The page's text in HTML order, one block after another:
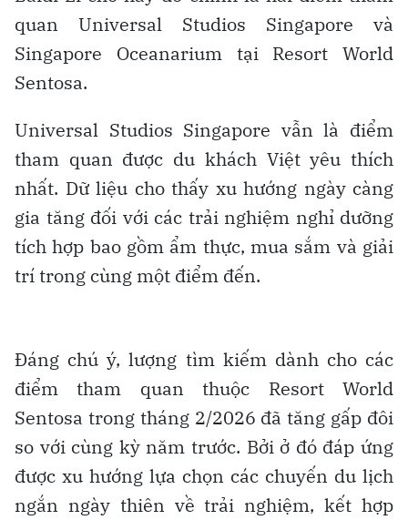
quan Universal Studios Singapore và
Singapore Oceanarium tại Resort World
Sentosa.
Universal Studios Singapore vẫn là điểm
tham quan được du khách Việt yêu thích
nhất. Dữ liệu cho thấy xu hướng ngày càng
gia tăng đối với các trải nghiệm nghỉ dưỡng
tích hợp bao gồm ẩm thực, mua sắm và giải
trí trong cùng một điểm đến.
Đáng chú ý, lượng tìm kiếm dành cho các
điểm tham quan thuộc Resort World
Sentosa trong tháng 2/2026 đã tăng gấp đôi
so với cùng kỳ năm trước. Bởi ở đó đáp ứng
được xu hướng lựa chọn các chuyến du lịch
ngắn ngày thiên về trải nghiệm, kết hợp